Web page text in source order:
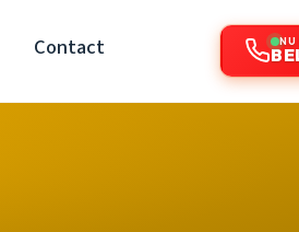
Contact NU